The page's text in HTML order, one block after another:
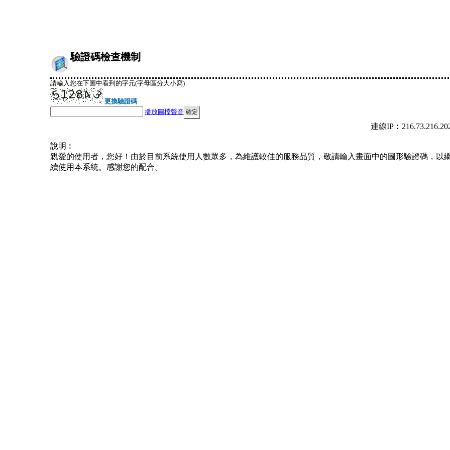
驗證碼檢查機制
請輸入您在下圖中看到的字元(字母區分大小寫)
更換驗證碼
播放圖檔聲音
連線
說明︰
親愛的使用者，您好！由於目前系統使用人數眾多，為維護較佳的服務品質，敬請輸入畫面中的圖形驗證碼，以
續使用本系統。感謝您的配合。